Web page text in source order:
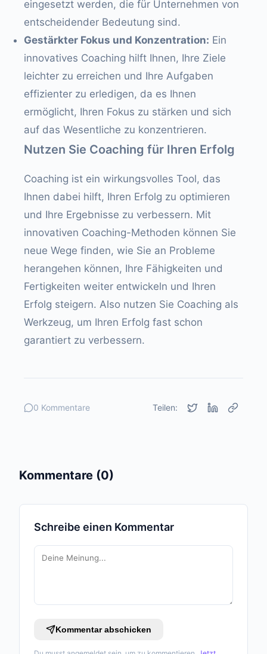
eingesetzt werden, die für Unternehmen von
entscheidender Bedeutung sind.
Gestärkter Fokus und Konzentration: Ein
innovatives Coaching hilft Ihnen, Ihre Ziele
leichter zu erreichen und Ihre Aufgaben
effizienter zu erledigen, da es Ihnen
ermöglicht, Ihren Fokus zu stärken und sich
auf das Wesentliche zu konzentrieren.
Nutzen Sie Coaching für Ihren Erfolg
Coaching ist ein wirkungsvolles Tool, das
Ihnen dabei hilft, Ihren Erfolg zu optimieren
und Ihre Ergebnisse zu verbessern. Mit
innovativen Coaching-Methoden können Sie
neue Wege finden, wie Sie an Probleme
herangehen können, Ihre Fähigkeiten und
Fertigkeiten weiter entwickeln und Ihren
Erfolg steigern. Also nutzen Sie Coaching als
Werkzeug, um Ihren Erfolg fast schon
garantiert zu verbessern.
0 Kommentare Teilen:
Kommentare (0)
Schreibe einen Kommentar
Kommentar abschicken